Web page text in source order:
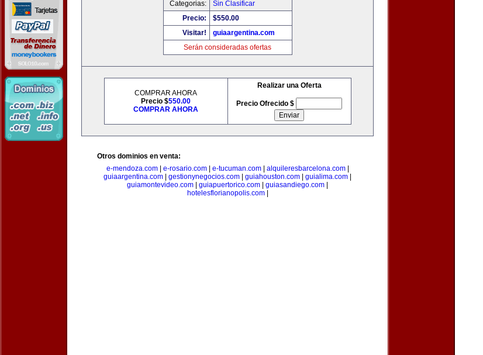
Categorias:
Sin Clasificar
Precio:
$550.00
Visitar!
guiaargentina.com
Serán consideradas ofertas
COMPRAR AHORA
Precio $550.00
COMPRAR AHORA
Realizar una Oferta
Precio Ofrecido $
Otros dominios en venta:
e-mendoza.com| e-rosario.com| e-tucuman.com| alquileresbarcelona.com|
guiaargentina.com
gestionynegocios.com guiahouston.com guialima.com
guiamontevideo.com
guiapuertorico.com guiasandiego.com
hotelesflorianopolis.com|